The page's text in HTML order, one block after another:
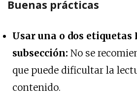
Buenas prácticas
Usar una o dos etiquetas
subsección: No se
que puede dificultar la
contenido.